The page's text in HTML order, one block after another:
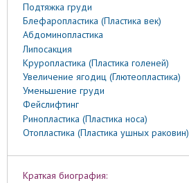
Подтяжка груди
Блефаропластика (Пластика век)
Абдоминопластика
Липосакция
Круропластика (Пластика голеней)
Увеличение ягодиц (Глютеопластика)
Уменьшение груди
Фейслифтинг
Ринопластика (Пластика носа)
Отопластика (Пластика ушных раковин)
Краткая биография: